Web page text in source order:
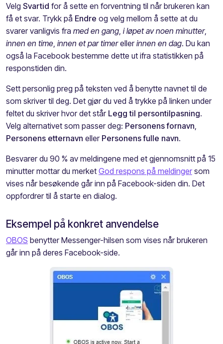
Velg Svartid for å sette en forventning til når brukeren kan
få et svar. Trykk på Endre og velg mellom å sette at du
svarer vanligvis fra med en gang i løpet av noen minutter,
innen en time innen et par timerellerinnen en dag. Du kan
også la Facebook bestemme dette ut ifra statistikken på
responstiden din.
Sett personlig preg på teksten ved å benytte navnet til de
som skriver til deg. Det gjør du ved å trykke på linken under
feltet du skriver hvor det står Legg til persontilpasning.
Velg alternativet som passer deg: Personens fornavn
Personens etternavn eller Personens fulle navn.
Besvarer du 90 % av meldingene med et gjennomsnitt på 15
minutter mottar du merket God respons på meldinger som
vises når besøkende går inn på Facebook-siden din. Det
oppfordrer til å starte en dialog.
Eksempel på konkret anvendelse
OBOS benytter Messenger-hilsen som vises når brukeren
går inn på deres Facebook-side.